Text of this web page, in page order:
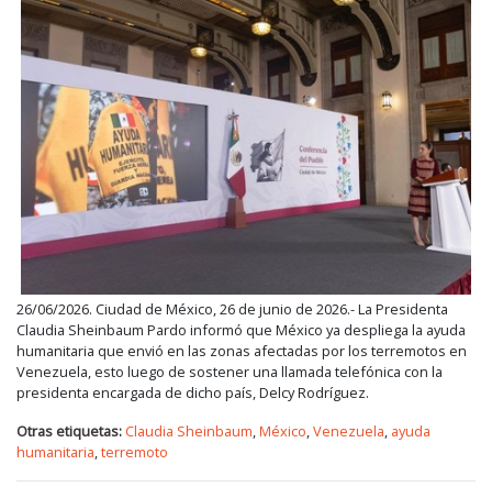
26/06/2026. Ciudad de México, 26 de junio de 2026.- La Presidenta
Claudia Sheinbaum Pardo informó que México ya despliega la ayuda
humanitaria que envió en las zonas afectadas por los terremotos en
Venezuela, esto luego de sostener una llamada telefónica con la
presidenta encargada de dicho país, Delcy Rodríguez.
Otras etiquetas: Claudia Sheinbaum México Venezuela ayuda
humanitaria terremoto